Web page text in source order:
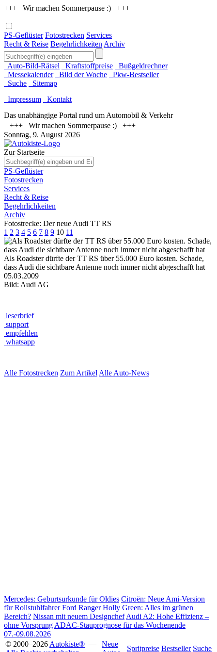
+++ Wir machen Sommerpause :) +++
PS-Geflüster Fotostrecken Services
Recht & Reise Begehrlichkeiten Archiv
Auto-Bild-Rätsel Kraftstoffpreise
Bußgeldrechner
Messekalender
Bild der Woche
Pkw-Bestseller
Suche
Sitemap
Impressum
Kontakt
Das unabhängige Portal rund um Automobil & Verkehr
+++ Wir machen Sommerpause :) +++
Sonntag, 9. August 2026
Zur Startseite
PS-Geflüster
Fotostrecken
Services
Recht & Reise
Begehrlichkeiten
Archiv
Fotostrecke: Der neue Audi TT RS
1 2 3 4 5 6 7 8 9 10 11
Als Roadster dürfte der TT RS über 55.000 Euro kosten. Schade,
dass Audi die sichtbare Antenne noch immer nicht abgeschafft hat
05.03.2009
Bild: Audi AG
leserbrief
support
empfehlen
whatsapp
Alle Fotostrecken Zum Artikel Alle Auto-News
Mercedes: Geburtsurkunde für Oldies Citroën: Neue Ami-Version
für Rollstuhlfahrer Ford Ranger Holly Green: Alles im grünen
Bereich? Nissan mit neuem Designchef Audi A2: Hohe Effizienz –
ohne Vorsprung ADAC-Stauprognose für das Wochenende
07.-09.08.2026
© 2000–2026 Autokiste® —
Neue
Spritpreise Bestseller Suche